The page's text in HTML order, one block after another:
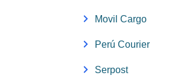
Movil Cargo
Perú Courier
Serpost